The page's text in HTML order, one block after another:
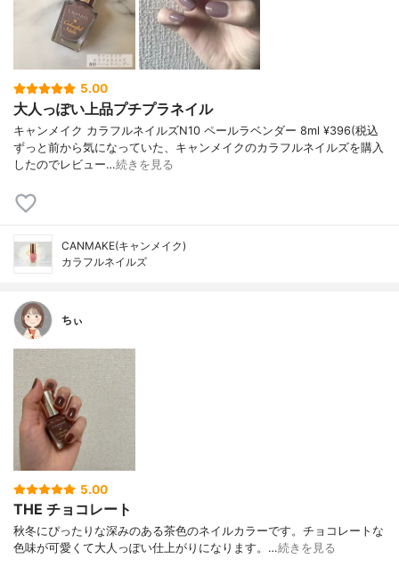
5.00
大人っぽい上品プチプラネイル
キャンメイク カラフルネイルズN10 ペールラベンダー 8ml ¥396(税込
ずっと前から気になっていた、キャンメイクのカラフルネイルズを購入
したのでレビュー…続きを見る
CANMAKE(キャンメイク)
カラフルネイルズ
ちぃ
5.00
THE チョコレート
秋冬にぴったりな深みのある茶色のネイルカラーです。チョコレートな
色味が可愛くて大人っぽい仕上がりになります。…続きを見る